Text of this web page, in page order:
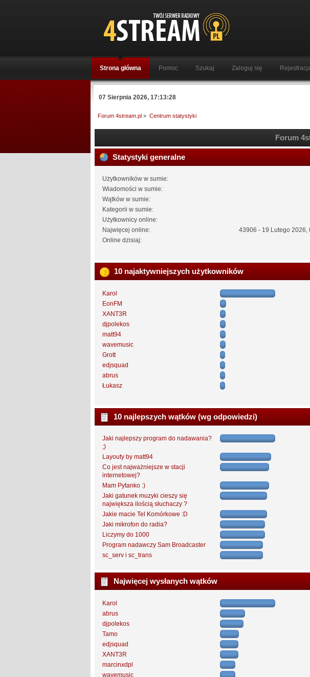
Strona główna Pomoc Szukaj Zaloguj się
07 Sierpnia 2026, 17:13:28
Forum 4stream.pl » Centrum statystyki
Forum
Statystyki generalne
Użytkowników w sumie:
Wiadomości w sumie:
Wątków w sumie:
Kategorii w sumie:
Użytkownicy online:
Najwięcej online:
43906 - 19 Lutego 2026,
Online dzisiaj:
10 najaktywniejszych użytkowników
Karol
EonFM
XANT3R
djpolekos
matt94
wavemusic
Grott
edjsquad
abrus
Łukasz
10 najlepszych wątków (wg odpowiedzi)
Jaki najlepszy program do nadawania?
;)
Layouty by matt94
Co jest najważniejsze w stacji
internetowej?
Mam Pytanko :)
Jaki gatunek muzyki cieszy się
największa ilością słuchaczy ?
Jakie macie Tel Komórkowe :D
Jaki mikrofon do radia?
Liczymy do 1000
Program nadawczy Sam Broadcaster
sc_serv i sc_trans
Najwięcej wysłanych wątków
Karol
abrus
djpolekos
Tamo
edjsquad
XANT3R
marcinxdpl
wavemusic